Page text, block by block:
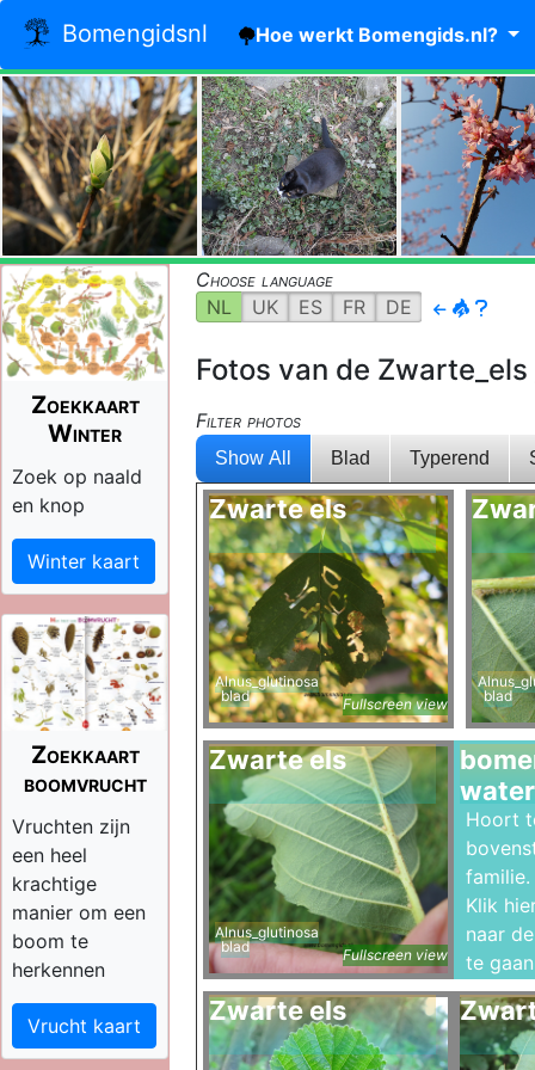
Bomengidsnl Hoe werkt Bomengids.nl?
Zoekkaart
Winter
Zoek op naald
en knop
Winter kaart
Zoekkaart
boomvrucht
Vruchten zijn
een heel
krachtige
manier om een
boom te
herkennen
Vrucht kaart
Choose language
NL
UK ES FR DE
Fotos van de
Filter photos
Show All Blad Typerend
Zwarte els
Alnus_glutinosa
blad
Fullscreen view
blad
Zwarte els
Alnus_glutinosa
blad
Fullscreen view
Hoort
familie.
Klik
naar
te gaan
Zwarte els